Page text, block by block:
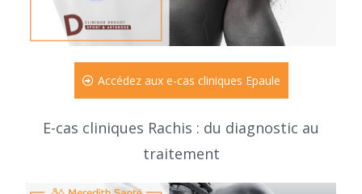
Accédez aux e-cas cliniques Epaule
E-cas cliniques Rachis : du diagnostic au
traitement